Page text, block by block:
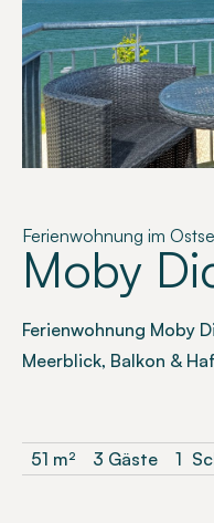
Ferienwohnung im
Moby
Ferienwohnung Moby
Meerblick, Balkon &
51 m² 3 Gäste 1